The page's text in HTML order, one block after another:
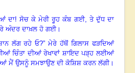
ਦਾ! ਸੋਚ ਕੇ ਮੇਰੀ ਰੂਹ ਕੰਬ ਗਈ, ਤੇ ਦੁੱਧ ਦਾ
ਅੰਦਰ ਦਾਖ਼ਲ ਹੋ ਗਈ।
ਲੱਗ ਰਹੇ ਓ?”ਮੇਰੇ ਹੱਥੋਂ ਗਿਲਾਸ ਫੜਦਿਆਂ
ਚਿੰਤਾ ਦੀਆਂ ਰੇਖਾਵਾਂ ਸ਼ਾਇਦ ਪੜ੍ਹ ਲਈਆਂ
ਮੈਂ ਉਸਨੂੰ ਸਮਝਾਉਣ ਦੀ ਕੋਸ਼ਿਸ਼ ਕਰਨ ਲੱਗੀ।